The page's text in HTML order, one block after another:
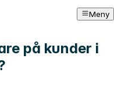
Meny
på kunder i